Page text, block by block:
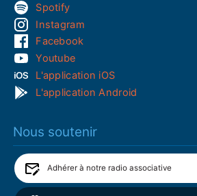
Spotify
Instagram
Facebook
Youtube
L'application iOS
L'application Android
Nous soutenir
Adhérer à notre radio associative